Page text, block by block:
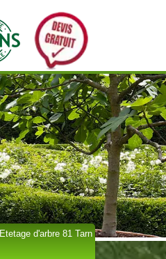
Etetage d'arbre 81 Tarn